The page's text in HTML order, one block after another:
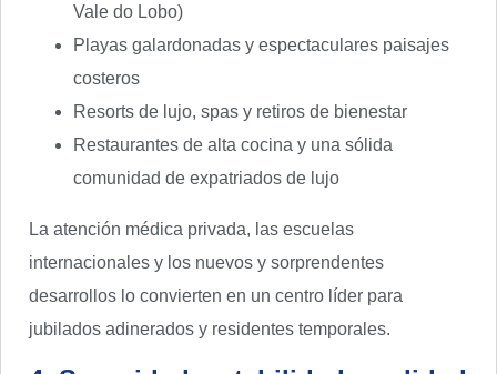
Vale do Lobo)
Playas galardonadas y espectaculares paisajes
costeros
Resorts de lujo, spas y retiros de bienestar
Restaurantes de alta cocina y una sólida
comunidad de expatriados de lujo
La atención médica privada, las escuelas
internacionales y los nuevos y sorprendentes
desarrollos lo convierten en un centro líder para
jubilados adinerados y residentes temporales.